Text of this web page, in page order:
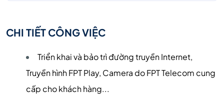
CHI TIẾT CÔNG VIỆC
Triển khai và bảo trì đường truyền Internet,
Truyền hình FPT Play, Camera do FPT Telecom cung
cấp cho khách hàng...